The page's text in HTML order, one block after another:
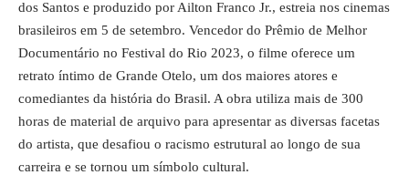
dos Santos e produzido por Ailton Franco Jr., estreia nos cinemas
brasileiros em 5 de setembro. Vencedor do Prêmio de Melhor
Documentário no Festival do Rio 2023, o filme oferece um
retrato íntimo de Grande Otelo, um dos maiores atores e
comediantes da história do Brasil. A obra utiliza mais de 300
horas de material de arquivo para apresentar as diversas facetas
do artista, que desafiou o racismo estrutural ao longo de sua
carreira e se tornou um símbolo cultural.